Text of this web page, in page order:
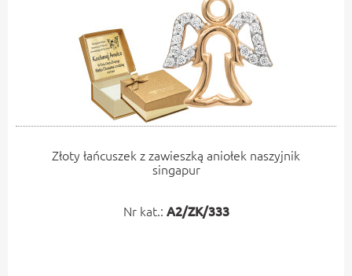
Złoty łańcuszek z zawieszką aniołek naszyjnik
singapur
Nr kat.: A2/ZK/333